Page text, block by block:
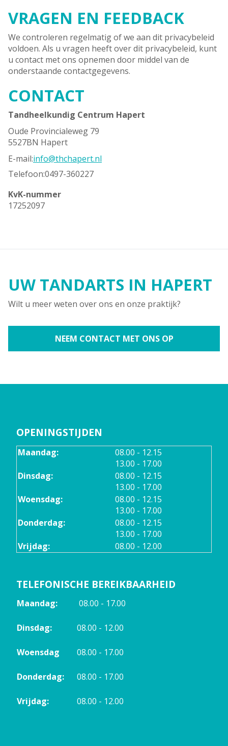
VRAGEN EN FEEDBACK
We controleren regelmatig of we aan dit privacybeleid
voldoen. Als u vragen heeft over dit privacybeleid, kunt
u contact met ons opnemen door middel van de
onderstaande contactgegevens.
CONTACT
Tandheelkundig Centrum Hapert
Oude Provincialeweg 79
5527BN Hapert
E-mail:info@thchapert.nl
Telefoon:0497-360227
KvK-nummer
17252097
UW TANDARTS IN HAPERT
Wilt u meer weten over ons en onze praktijk?
NEEM CONTACT MET ONS OP
OPENINGSTIJDEN
Maandag: 08.00 tot
- 12.15
13.00 tot
- 17.00
Dinsdag:
08.00 tot
- 12.15
13.00 tot
- 17.00
Woensdag:
08.00 tot
- 12.15
13.00 tot
- 17.00
Donderdag:
08.00 tot
- 12.15
13.00 tot
- 17.00
Vrijdag:
08.00 - 12.00
TELEFONISCHE BEREIKBAARHEID
Maandag: 08.00 - 17.00
Dinsdag: 08.00 - 12.00
Woensdag 08.00 - 17.00
Donderdag: 08.00 - 17.00
Vrijdag: 08.00 - 12.00